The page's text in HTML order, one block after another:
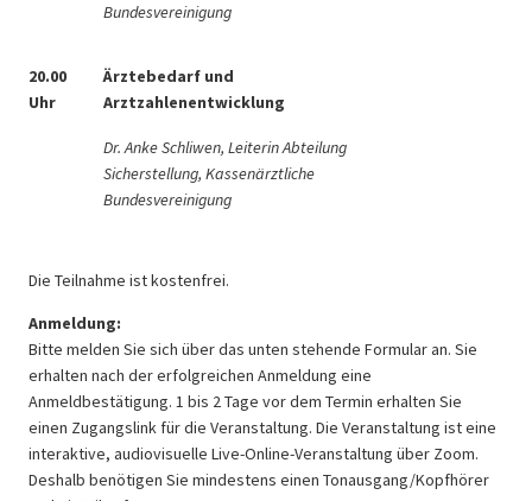
Bundesvereinigung
20.00
Uhr
Ärztebedarf und
Arztzahlenentwicklung
Dr. Anke Schliwen, Leiterin Abteilung
Sicherstellung, Kassenärztliche
Bundesvereinigung
Die Teilnahme ist kostenfrei.
Anmeldung:
Bitte melden Sie sich über das unten stehende Formular an. Sie
erhalten nach der erfolgreichen Anmeldung eine
Anmeldbestätigung. 1 bis 2 Tage vor dem Termin erhalten Sie
einen Zugangslink für die Veranstaltung. Die Veranstaltung ist eine
interaktive, audiovisuelle Live-Online-Veranstaltung über Zoom.
Deshalb benötigen Sie mindestens einen Tonausgang/Kopfhörer